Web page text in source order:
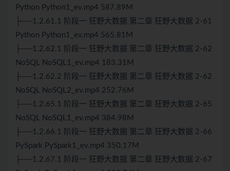
Python Python1_ev.mp4 587.89M
├──1.2.61.1 阶段一 狂野大数据 第二章 狂野大数据 2-61
Python Python1_ev.mp4 565.81M
├──1.2.62.1 阶段一 狂野大数据 第二章 狂野大数据 2-62
NoSQL NoSQL1_ev.mp4 183.31M
├──1.2.62.2 阶段一 狂野大数据 第二章 狂野大数据 2-62
NoSQL NoSQL2_ev.mp4 252.76M
├──1.2.65.1 阶段一 狂野大数据 第二章 狂野大数据 2-65
NoSQL NoSQL1_ev.mp4 384.98M
├──1.2.66.1 阶段一 狂野大数据 第二章 狂野大数据 2-66
PySpark PySpark1_ev.mp4 350.17M
├──1.2.67.1 阶段一 狂野大数据 第二章 狂野大数据 2-67